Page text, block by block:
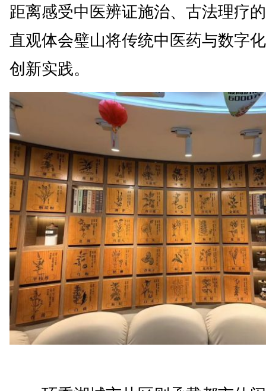
距离感受中医辨证施治、古法理疗
直观体会璧山将传统中医药与数字
创新实践。